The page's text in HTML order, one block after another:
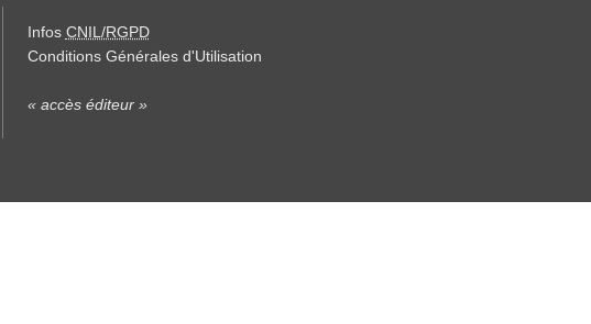
Infos CNIL/RGPD
Conditions Générales d'Utilisation
« accès éditeur »